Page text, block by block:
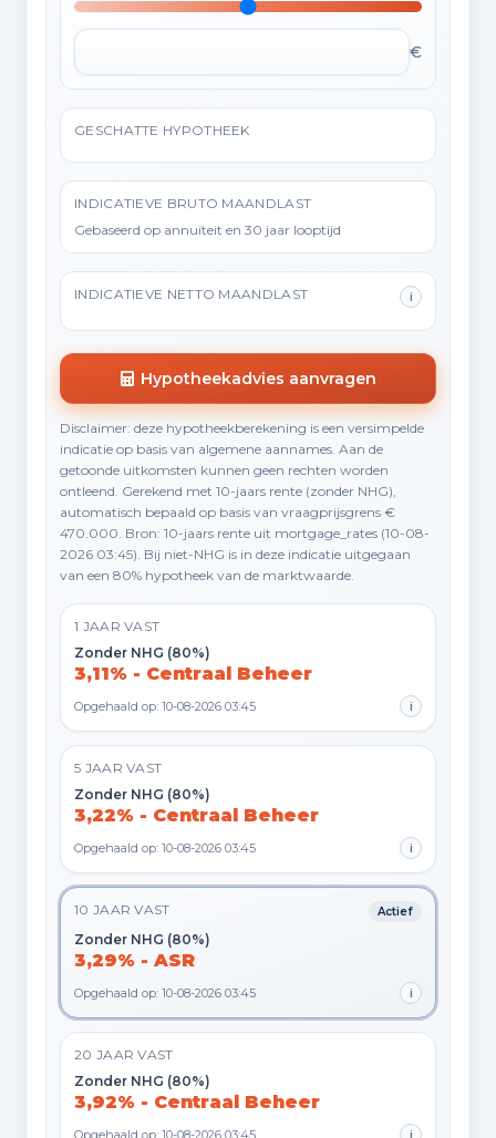
€
GESCHATTE HYPOTHEEK
INDICATIEVE BRUTO MAANDLAST
Gebaseerd op annuïteit en 30 jaar looptijd
INDICATIEVE NETTO MAANDLAST i
Hypotheekadvies aanvragen
Disclaimer: deze hypotheekberekening is een versimpelde
indicatie op basis van algemene aannames. Aan de
getoonde uitkomsten kunnen geen rechten worden
ontleend. Gerekend met 10-jaars rente (zonder NHG),
automatisch bepaald op basis van vraagprijsgrens €
470.000. Bron: 10-jaars rente uit mortgage_rates (10-08-
2026 03:45). Bij niet-NHG is in deze indicatie uitgegaan
van een 80% hypotheek van de marktwaarde.
1 JAAR VAST
Zonder NHG (80%)
3,11% - Centraal Beheer
Opgehaald op: 10-08-2026 03:45 i
5 JAAR VAST
Zonder NHG (80%)
3,22% - Centraal Beheer
Opgehaald op: 10-08-2026 03:45 i
10 JAAR VAST Actief
Zonder NHG (80%)
3,29% - ASR
Opgehaald op: 10-08-2026 03:45 i
20 JAAR VAST
Zonder NHG (80%)
3,92% - Centraal Beheer
Opgehaald op: 10-08-2026 03:45 i